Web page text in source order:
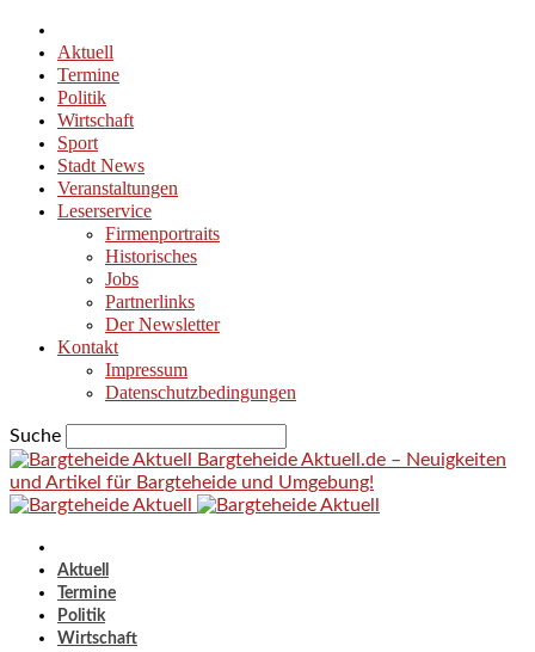
Aktuell
Termine
Politik
Wirtschaft
Sport
Stadt News
Veranstaltungen
Leserservice
Firmenportraits
Historisches
Jobs
Partnerlinks
Der Newsletter
Kontakt
Impressum
Datenschutzbedingungen
Suche
Bargteheide Aktuell.de – Neuigkeiten
und Artikel für Bargteheide und Umgebung!
Aktuell
Termine
Politik
Wirtschaft